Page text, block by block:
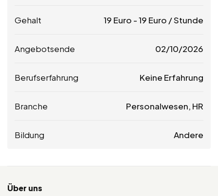
Gehalt 19 Euro -19 Euro / Stunde
Angebotsende 02/10/2026
Berufserfahrung Keine Erfahrung
Branche Personalwesen, HR
Bildung Andere
Über uns